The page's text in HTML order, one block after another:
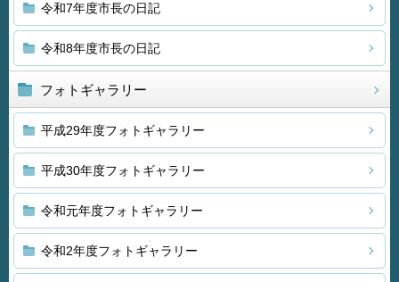
令和7年度市長の日記
令和8年度市長の日記
フォトギャラリー
平成29年度フォトギャラリー
平成30年度フォトギャラリー
令和元年度フォトギャラリー
令和2年度フォトギャラリー